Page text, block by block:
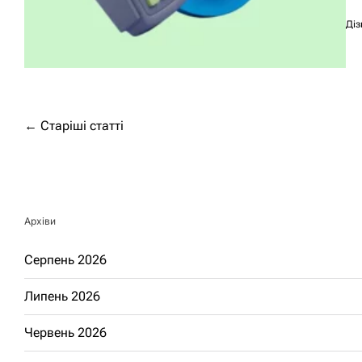
Навігація
← Старіші статті
Архіви
Серпень 2026
Липень 2026
Червень 2026